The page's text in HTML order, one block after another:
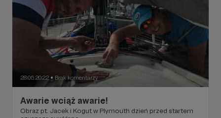
28.05.2022 ● Brak komentarzy
Awarie wciąż awarie!
Obraz pt. Jacek i Kogut w Plymouth dzień przed startem